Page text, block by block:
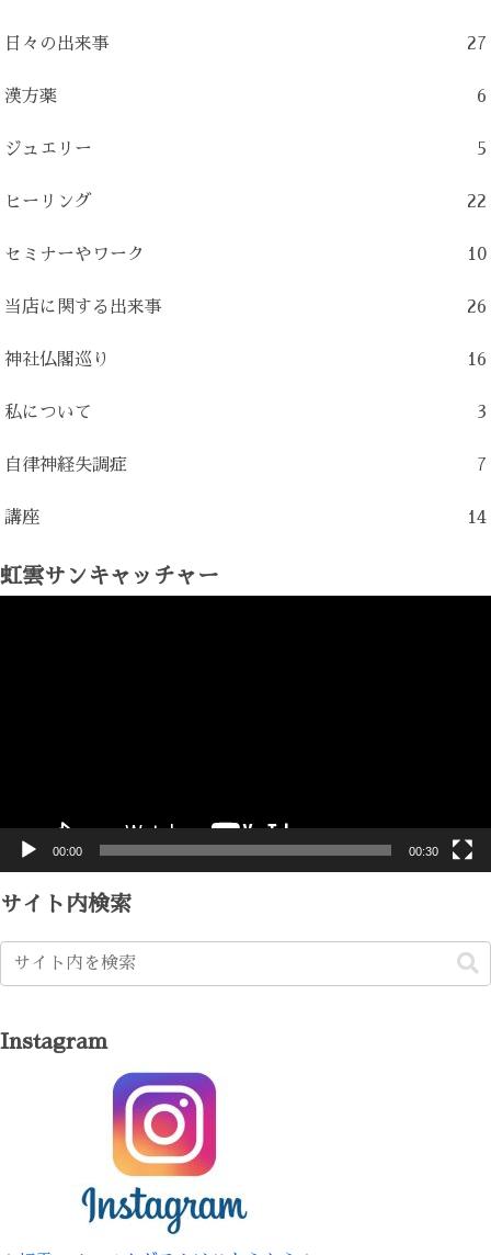
日々の出来事 27
漢方薬 6
ジュエリー 5
ヒーリング 22
セミナーやワーク 10
当店に関する出来事 26
神社仏閣巡り 16
私について 3
自律神経失調症 7
講座 14
虹雲サンキャッチャー
00:00 00:30
サイト内検索
Instagram